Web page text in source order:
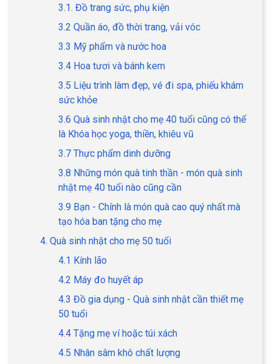
3.1. Đồ trang sức, phụ kiện
3.2 Quần áo, đồ thời trang, vải vóc
3.3 Mỹ phẩm và nước hoa
3.4 Hoa tươi và bánh kem
3.5 Liệu trình làm đẹp, vé đi spa, phiếu khám
sức khỏe
3.6 Quà sinh nhật cho mẹ 40 tuổi cũng có thể
là Khóa học yoga, thiền, khiêu vũ
3.7 Thực phẩm dinh dưỡng
3.8 Những món quà tinh thần - món quà sinh
nhật mẹ 40 tuổi nào cũng cần
3.9 Bạn - Chính là món quà cao quý nhất mà
tạo hóa ban tặng cho mẹ
4. Quà sinh nhật cho mẹ 50 tuổi
4.1 Kính lão
4.2 Máy đo huyết áp
4.3 Đồ gia dụng - Quà sinh nhật cần thiết mẹ
50 tuổi
4.4 Tặng mẹ ví hoặc túi xách
4.5 Nhân sâm khô chất lượng